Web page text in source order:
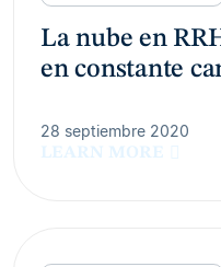
La nube en
en constante
28 septiembre 2020
LEARN MORE